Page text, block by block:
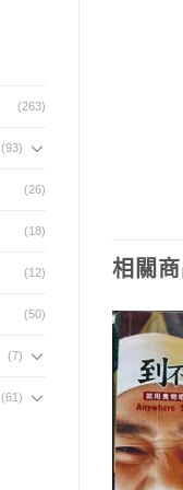
(263)
(93)
(26)
(18)
(12)
(50)
(7)
(61)
相關